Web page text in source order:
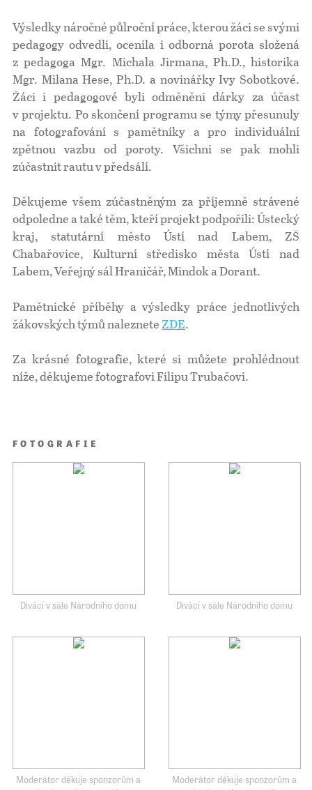
Výsledky náročné půlroční práce, kterou žáci se svými
pedagogy odvedli, ocenila i odborná porota složená
z pedagoga Mgr. Michala Jirmana, Ph.D., historika
Mgr. Milana Hese, Ph.D. a novinářky Ivy Sobotkové.
Žáci i pedagogové byli odměněni dárky za účast
v projektu. Po skončení programu se týmy přesunuly
na fotografování s pamětníky a pro individuální
zpětnou vazbu od poroty. Všichni se pak mohli
zúčastnit rautu v předsálí.
Děkujeme všem zúčastněným za příjemně strávené
odpoledne a také těm, kteří projekt podpořili: Ústecký
kraj, statutární město Ústí nad Labem, ZŠ
Chabařovice, Kulturní středisko města Ústí nad
Labem, Veřejný sál Hraničář, Mindok a Dorant.
Pamětnické příběhy a výsledky práce jednotlivých
žákovských týmů naleznete ZDE.
Za krásné fotografie, které si můžete prohlédnout
níže, děkujeme fotografovi Filipu Trubačovi.
FOTOGRAFIE
Diváci v sále Národního domu Diváci v sále Národního domu
Moderátor děkuje sponzorům a
Moderátor děkuje sponzorům a